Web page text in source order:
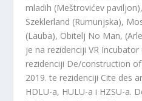
mladih (Meštrovićev
Szeklerland (Rumunjska),
(Lauba), Obitelj No Man,
je na rezidenciji VR
rezidenciji De/construction
2019. te rezidenciji Cite des
HDLU-a, HULU-a i HZSU-a.